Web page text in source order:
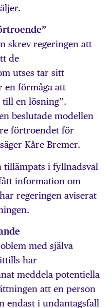
skrev regeringen att
de
utses tar sitt
en förmåga att
en lösning”.
beslutade modellen
förtroendet för
Kåre Bremer.
tillämpats i fyllnadsval
information om
regeringen aviserat
med själva
har
meddela potentiella
att en person
endast i undantagsfall